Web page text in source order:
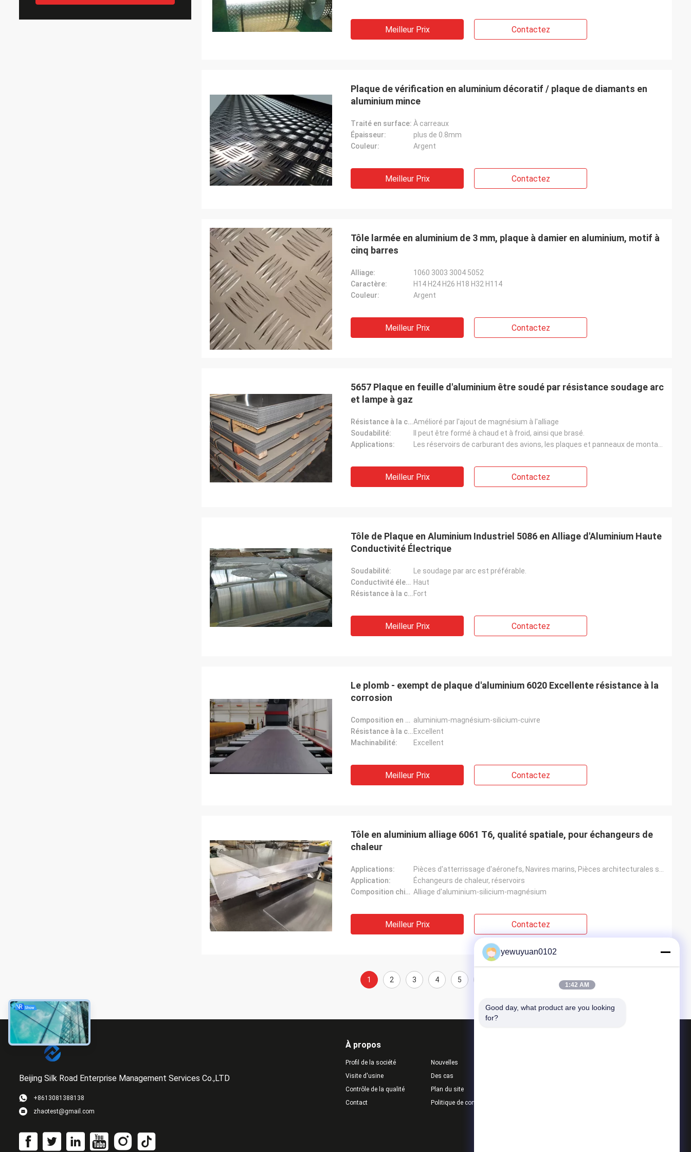
Meilleur Prix Contactez
Plaque de vérification en aluminium décoratif / plaque de diamants en
aluminium mince
Traité en surface: À carreaux
Épaisseur:
plus de 0.8mm
Couleur:
Argent
Meilleur Prix Contactez
Tôle larmée en aluminium de 3 mm, plaque à damier en aluminium, motif à
cinq barres
Alliage:
1060 3003 3004 5052
Caractère:
H14 H24 H26 H18 H32 H114
Couleur:
Argent
Meilleur Prix Contactez
5657 Plaque en feuille d'aluminium être soudé par résistance soudage arc
et lampe à gaz
Résistance à la corrosion:Amélioré par l'ajout de magnésium à l'alliage
Soudabilité:
Il peut être formé à chaud et à froid, ainsi que brasé.
Applications:
Meilleur Prix Contactez
Tôle de Plaque en Aluminium Industriel 5086 en Alliage d'Aluminium Haute
Conductivité Électrique
Soudabilité:
Le soudage par arc est préférable.
Conductivité électrique: Haut
Résistance à la corrosion: Fort
Meilleur Prix Contactez
Le plomb - exempt de plaque d'aluminium 6020 Excellente résistance à la
corrosion
Composition en alliage: aluminium-magnésium-silicium-cuivre
Résistance à la corrosion: Excellent
Machinabilité:
Excellent
Meilleur Prix Contactez
Tôle en aluminium alliage 6061 T6, qualité spatiale, pour échangeurs de
chaleur
Applications:
Application:
Échangeurs de chaleur, réservoirs
Composition chimique: Alliage d'aluminium-silicium-magnésium
Meilleur Prix Contactez
1 2 3 4 5
Beijing Silk Road Enterprise Management Services Co.,LTD
+8613081388138
zhaotest@gmail.com
À propos
Profil de la société
Visite d'usine
Contrôle de la qualité
Contact
Nouvelles
Des cas
Plan du site
Politique de confidentialité
yewuyuan0102
1:42 AM
Good day, what product are you looking
for?